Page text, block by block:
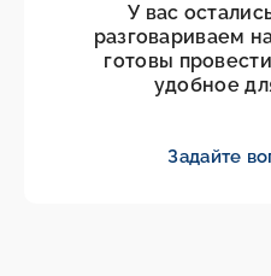
У вас
разговариваем
готовы
удобное
Задайте